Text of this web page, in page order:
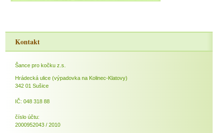
Kontakt
Šance pro kočku z.s.
Hrádecká ulice (výpadovka na Kolinec-Klatovy)
342 01 Sušice
IČ: 048 318 88
číslo účtu:
2000952043 / 2010